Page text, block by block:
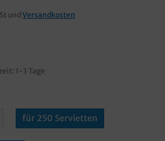
und Versandkosten
1-3 Tage
für 250 Servietten